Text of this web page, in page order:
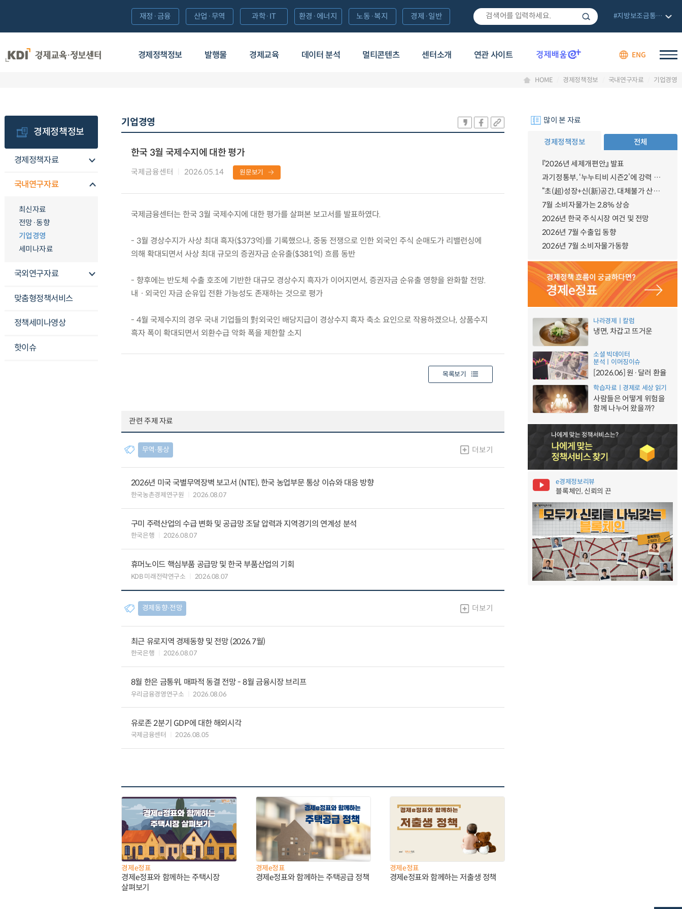
경제정책정보 발행물 경제교육 데이터 분석 멀티콘텐츠 센터소개 연관 사이트 ENG
재정·금융 산업·무역 과학·IT 환경·에너지 노동·복지 경제·일반 #지방보조금통합관리망
HOME 경제정책정보 국내연구자료 기업경영
경제정책정보
경제정책자료
국내연구자료
최신자료
전망·동향
기업경영
세미나자료
국외연구자료
맞춤형정책서비스
정책세미나영상
핫이슈
기업경영
한국 3월 국제수지에 대한 평가
국제금융센터 2026.05.14 원문보기
국제금융센터는 한국 3월 국제수지에 대한 평가를 살펴본 보고서를 발표하였다.
- 3월 경상수지가 사상 최대 흑자($373억)를 기록했으나, 중동 전쟁으로 인한 외국인 주식 순매도가 리밸런싱에
의해 확대되면서 사상 최대 규모의 증권자금 순유출($381억) 흐름 동반
- 향후에는 반도체 수출 호조에 기반한 대규모 경상수지 흑자가 이어지면서, 증권자금 순유출 영향을 완화할 전망.
내ㆍ외국인 자금 순유입 전환 가능성도 존재하는 것으로 평가
- 4월 국제수지의 경우 국내 기업들의 對외국인 배당지급이 경상수지 흑자 축소 요인으로 작용하겠으나, 상품수지
흑자 폭이 확대되면서 외환수급 악화 폭을 제한할 소지
목록보기
관련 주제 자료
무역∙통상 더보기
2026년 미국 국별무역장벽 보고서 (NTE), 한국 농업부문 통상 이슈와 대응 방향
한국농촌경제연구원 2026.08.07
구미 주력산업의 수급 변화 및 공급망 조달 압력과 지역경기의 연계성 분석
한국은행 2026.08.07
휴머노이드 핵심부품 공급망 및 한국 부품산업의 기회
KDB 미래전략연구소 2026.08.07
경제동향∙전망 더보기
최근 유로지역 경제동향 및 전망 (2026.7월)
한국은행 2026.08.07
8월 한은 금통위, 매파적 동결 전망 - 8월 금융시장 브리프
우리금융경영연구소 2026.08.06
유로존 2분기 GDP에 대한 해외시각
국제금융센터 2026.08.05
경제e정표
경제e정표와 함께하는 주택시장
살펴보기
경제e정표
경제e정표와 함께하는 주택공급 정책
경제e정표
경제e정표와 함께하는 저출생 정책
많이 본 자료
경제정책정보 전체
『2026년 세제개편안』 발표
과기정통부, ‘누누티비 시즌2’에 강력 대응 의지 밝혀
“초(超)성장+신(新)공간, 대체불가 산업강국”
7월 소비자물가는 2.8% 상승
2026년 한국 주식시장 여건 및 전망
2026년 7월 수출입 동향
2026년 7월 소비자물가동향
나라경제ㅣ칼럼
냉면, 차갑고 뜨거운
소셜 빅데이터
분석ㅣ이머징이슈
[2026.06] 원·달러 환율
학습자료ㅣ경제로 세상 읽기
사람들은 어떻게 위험을
함께 나누어 왔을까?
e경제정보리뷰
블록체인, 신뢰의 끈